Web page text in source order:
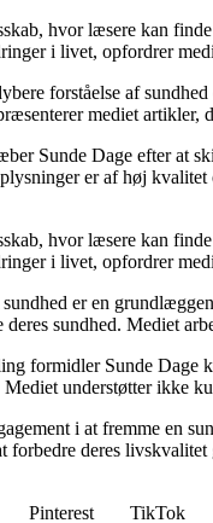
hvor læsere kan
i livet, opfordrer
forståelse af
mediet
Sunde Dage efter at
er af høj
hvor læsere kan
i livet, opfordrer
er en
sundhed. Mediet
formidler Sunde Dage
understøtter ikke
i at fremme en
forbedre deres
Pinterest TikTok